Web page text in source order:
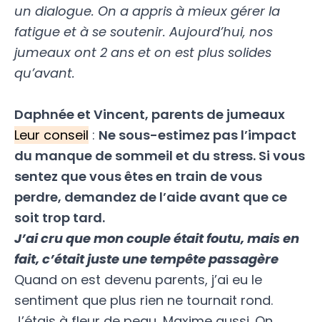
un dialogue. On a appris à mieux gérer la
fatigue et à se soutenir. Aujourd’hui, nos
jumeaux ont 2 ans et on est plus solides
qu’avant.
Daphnée et Vincent, parents de jumeaux
Leur conseil : Ne sous-estimez pas l’impact
du manque de sommeil et du stress. Si vous
sentez que vous êtes en train de vous
perdre, demandez de l’aide avant que ce
soit trop tard.
J’ai cru que mon couple était foutu, mais en
fait, c’était juste une tempête passagère
Quand on est devenu parents, j’ai eu le
sentiment que plus rien ne tournait rond.